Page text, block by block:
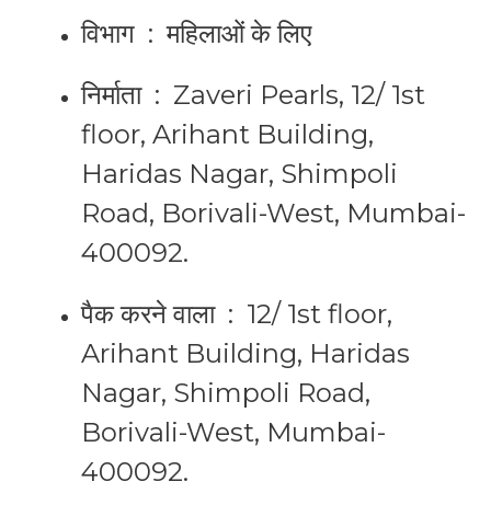
विभाग ‏ : ‎महिलाओं के लिए
निर्माता ‏ : ‎ Zaveri Pearls, 12/ 1st
floor, Arihant Building,
Haridas Nagar, Shimpoli
Road, Borivali-West, Mumbai-
400092.
पैक करने वाला ‏ : ‎ 12/ 1st floor,
Arihant Building, Haridas
Nagar, Shimpoli Road,
Borivali-West, Mumbai-
400092.